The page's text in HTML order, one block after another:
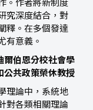
。作者將新制度
究深度結合，對
釋。在多個發達
有意義。
伯恩分校社會學
公共政策榮休教授
理論中，系統地
對各類相關理論